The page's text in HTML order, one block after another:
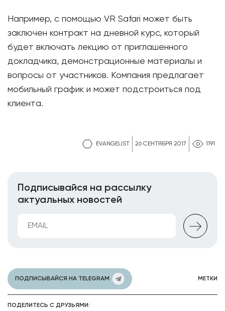
EVANGELIST 26 СЕНТЯБРЯ 2017 1191
Например, с помощью VR Safari может быть
заключен контракт на дневной курс, который
будет включать лекцию от приглашенного
докладчика, демонстрационные материалы и
вопросы от участников. Компания предлагает
мобильный график и может подстроиться под
клиента.
Подписывайся на рассылку
актуальных новостей
ПОДПИСЫВАЙСЯ НА TELEGRAM МЕТКИ
ПОДЕЛИТЕСЬ С ДРУЗЬЯМИ: